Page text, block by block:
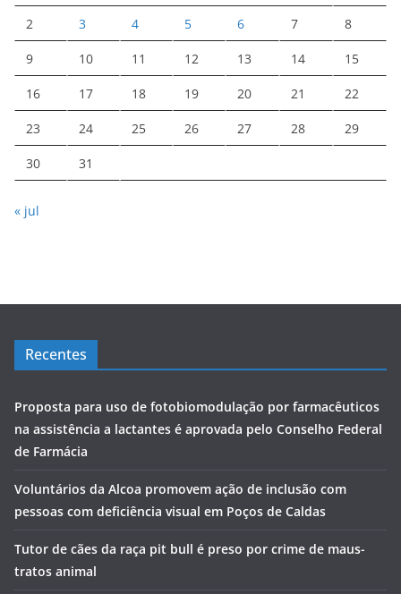
2 3 4 5 6 7 8
9 10 11 12 13 14 15
16 17 18 19 20 21 22
23 24 25 26 27 28 29
30 31
« jul
Recentes
Proposta para uso de fotobiomodulação por farmacêuticos
na assistência a lactantes é aprovada pelo Conselho Federal
de Farmácia
Voluntários da Alcoa promovem ação de inclusão com
pessoas com deficiência visual em Poços de Caldas
Tutor de cães da raça pit bull é preso por crime de maus-
tratos animal